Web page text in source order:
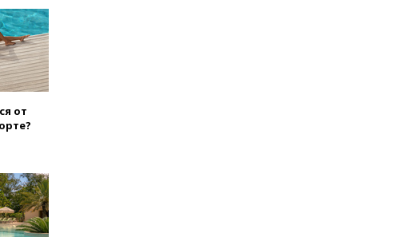
на
из
на
от